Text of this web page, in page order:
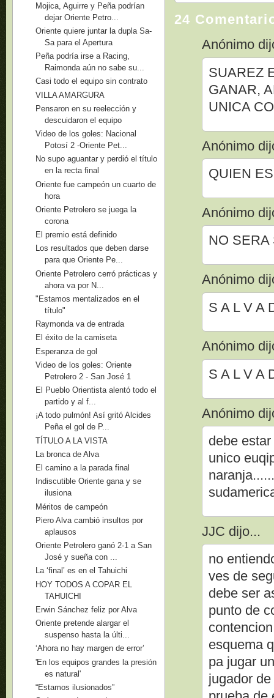
24
Anónimo
SUAREZ
GANAR,
UNICA
Anónimo
QUIEN
Anónimo
NO SERA
Anónimo
S A L V A
Anónimo
S A L V A
Anónimo
debe
unico
JJC dijo...
no
ves de
debe ser
punto de
esquema
pa jugar
jugador
Mojica, Aguirre y Peña podrían
dejar Oriente Petro...
Oriente quiere juntar la dupla Sa-
Sa para el Apertura
Peña podría irse a Racing,
Raimonda aún no sabe su...
Casi todo el equipo sin contrato
VILLA AMARGURA
Pensaron en su reelección y
descuidaron el equipo
Video de los goles: Nacional
Potosí 2 -Oriente Pet...
No supo aguantar y perdió el título
en la recta final
Oriente fue campeón un cuarto de
hora
Oriente Petrolero se juega la
corona
El premio está definido
Los resultados que deben darse
para que Oriente Pe...
Oriente Petrolero cerró prácticas y
ahora va por N...
"Estamos mentalizados en el
título"
Raymonda va de entrada
El éxito de la camiseta
Esperanza de gol
Video de los goles: Oriente
Petrolero 2 - San José 1
El Pueblo Orientista alentó todo el
partido y al f...
¡A todo pulmón! Así gritó Alcides
Peña el gol de P...
TÍTULO A LA VISTA
La bronca de Alva
El camino a la parada final
Indiscutible Oriente gana y se
ilusiona
Méritos de campeón
Piero Alva cambió insultos por
aplausos
Oriente Petrolero ganó 2-1 a San
José y sueña con ...
La ‘final’ es en el Tahuichi
HOY TODOS A COPAR EL
TAHUICHI
Erwin Sánchez feliz por Alva
Oriente pretende alargar el
suspenso hasta la últi...
‘Ahora no hay margen de error’
'En los equipos grandes la presión
es natural'
“Estamos ilusionados”